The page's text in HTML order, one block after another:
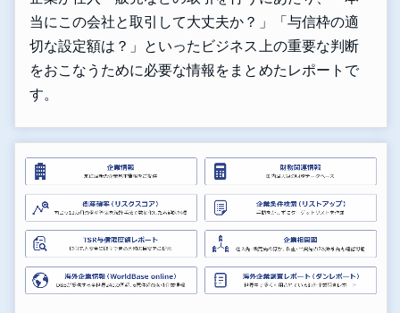
当にこの会社と取引して大丈夫か？」「与信枠の適
切な設定額は？」といったビジネス上の重要な判断
をおこなうために必要な情報をまとめたレポートで
す。